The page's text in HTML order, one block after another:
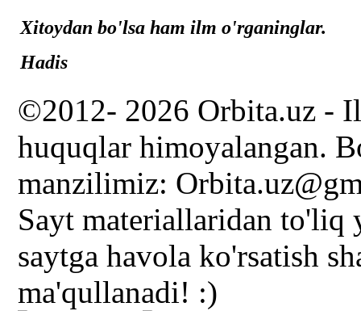
Xitoydan bo'lsa ham ilm o'rganinglar.
Hadis
©2012- 2026 Orbita.uz -
huquqlar himoyalangan.
manzilimiz:
Sayt materiallaridan
saytga havola ko'rsatish
ma'qullanadi! :)